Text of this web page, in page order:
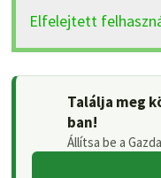
Elfelejtett
Találja meg
ban!
Állítsa be a